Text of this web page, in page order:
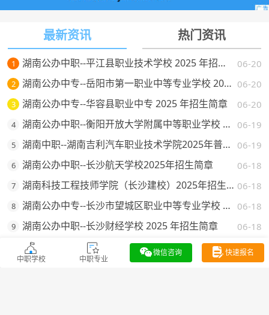
最新资讯 热门资讯
1 06-20
湖南公办中职--平江县职业技术学校 2025 年招生简章
2 06-20
湖南公办中专--岳阳市第一职业中等专业学校 2025 年招生简章
3 06-20
湖南公办中专--华容县职业中专 2025 年招生简章
4 06-19
湖南公办中职--衡阳开放大学附属中等职业学校 2025 年招生简章
5 06-19
湖南中职--湖南吉利汽车职业技术学院2025年普通高校招生章程
6 06-18
湖南公办中职--长沙航天学校2025年招生简章
7 06-18
湖南科技工程技师学院（长沙建校）2025年招生简章
8 06-18
湖南公办中专--长沙市望城区职业中等专业学校 2025 年招生简章
9 06-18
湖南公办中职--长沙财经学校 2025 年招生简章
06-17
公办中专--邵东市职业中专学校招生简章（2025 年）
中职学校 中职专业
微信咨询 快速报名